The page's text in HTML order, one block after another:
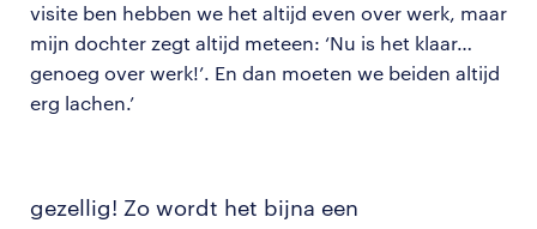
visite ben hebben we het altijd even over werk, maar
mijn dochter zegt altijd meteen: ‘Nu is het klaar…
genoeg over werk!’. En dan moeten we beiden altijd
erg lachen.’
gezellig! Zo wordt het bijna een